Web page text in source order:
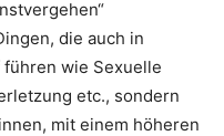
die auch in
wie Sexuelle
etc., sondern
mit einem höheren